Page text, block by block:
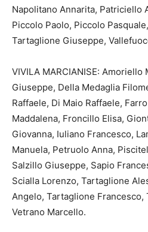
Napolitano Annarita, Patriciello
Piccolo Paolo, Piccolo
Tartaglione Giuseppe,
VIVILA MARCIANISE: Amoriello
Giuseppe, Della Medaglia
Raffaele, Di Maio Raffaele,
Maddalena, Froncillo Elisa,
Giovanna, Iuliano Francesco,
Manuela, Petruolo Anna,
Salzillo Giuseppe, Sapio
Scialla Lorenzo, Tartaglione
Angelo, Tartaglione Francesco,
Vetrano Marcello.